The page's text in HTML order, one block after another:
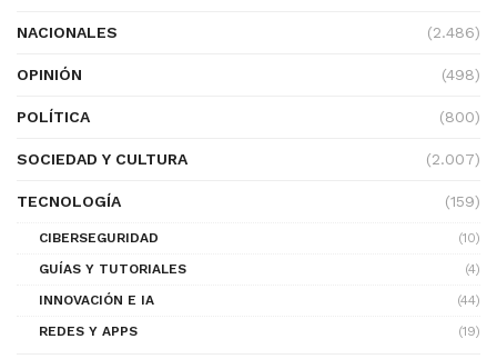
NACIONALES (2.486)
OPINIÓN (498)
POLÍTICA (800)
SOCIEDAD Y CULTURA (2.007)
TECNOLOGÍA (159)
CIBERSEGURIDAD
(10)
GUÍAS Y TUTORIALES
(4)
INNOVACIÓN E IA
(44)
REDES Y APPS
(19)